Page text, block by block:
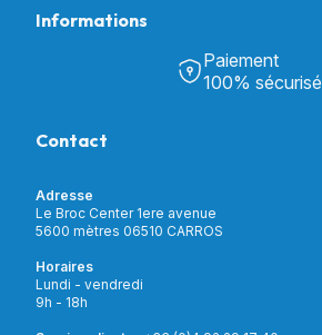
Puériculture
Incontinence
Soins & Diagnostic
Aide à la mobilité
Matériel de location
Nouveautés
Informations
Découvrir Univers Santé
Notre catalogue
Mon compte
Livraison et paiement
Paiement
100% sécurisé
Contact
Adresse
Le Broc Center 1ere avenue
5600 mètres 06510 CARROS
Horaires
Lundi - vendredi
9h - 18h